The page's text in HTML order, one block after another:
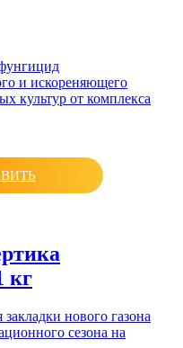
и искореняющего
культур от комплекса
кг
закладки нового газона
сезона на